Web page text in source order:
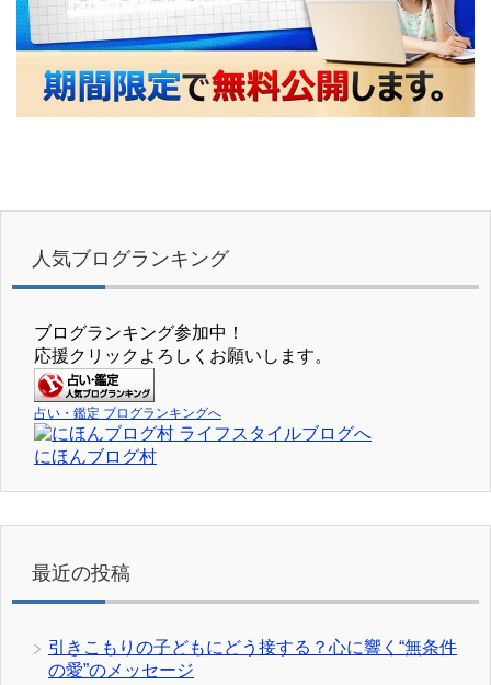
人気ブログランキング
ブログランキング参加中！
応援クリックよろしくお願いします。
占い・鑑定 ブログランキングへ
にほんブログ村
最近の投稿
引きこもりの子どもにどう接する？心に響く“無条件
の愛”のメッセージ